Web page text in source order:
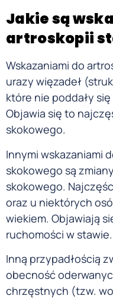
Jakie są
artroskopii
Wskazaniami do
urazy więzadeł
które nie poddały
Objawia się to
skokowego.
Innymi wskazaniami
skokowego są
skokowego.
oraz u niektórych
wiekiem. Objawiają
ruchomości w stawie.
Inną przypadłością
obecność
chrzęstnych (tzw.